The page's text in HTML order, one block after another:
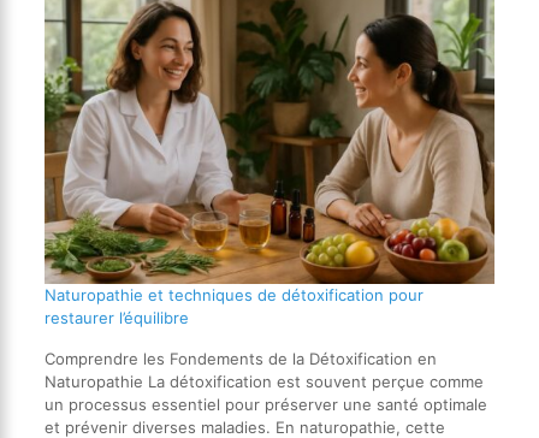
Naturopathie et techniques de détoxification pour
restaurer l’équilibre
Comprendre les Fondements de la Détoxification en
Naturopathie La détoxification est souvent perçue comme
un processus essentiel pour préserver une santé optimale
et prévenir diverses maladies. En naturopathie, cette